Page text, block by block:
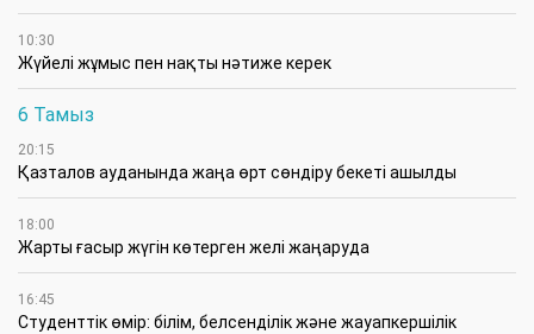
10:30
Жүйелі жұмыс пен нақты нәтиже керек
6 Тамыз
20:15
Қазталов ауданында жаңа өрт сөндіру бекеті ашылды
18:00
Жарты ғасыр жүгін көтерген желі жаңаруда
16:45
Студенттік өмір: білім, белсенділік және жауапкершілік